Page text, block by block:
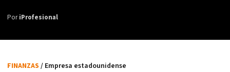
PoriProfesional
FINANZAS / Empresa estadounidense